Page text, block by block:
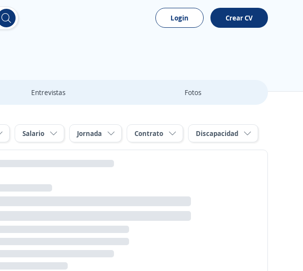
Login Crear CV
Entrevistas Fotos
Salario Jornada Contrato Discapacidad